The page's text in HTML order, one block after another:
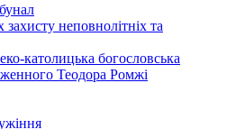
захисту неповнолітніх та
католицька богословська
Теодора Ромжі